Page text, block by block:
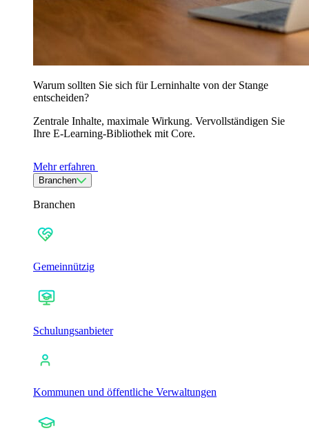
Warum sollten Sie sich für Lerninhalte von der Stange
entscheiden?
Zentrale Inhalte, maximale Wirkung. Vervollständigen Sie
Ihre E-Learning-Bibliothek mit Core.
Mehr erfahren
Branchen
Branchen
Gemeinnützig
Schulungsanbieter
Kommunen und öffentliche Verwaltungen